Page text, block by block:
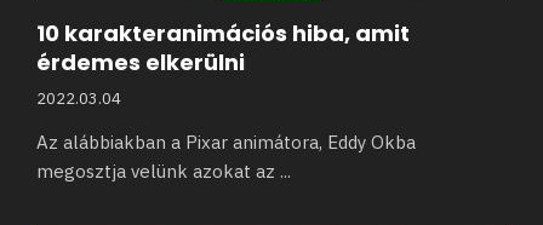
10 karakteranimációs hiba, amit
érdemes elkerülni
2022.03.04
Az alábbiakban a Pixar animátora, Eddy Okba
megosztja velünk azokat az ...